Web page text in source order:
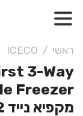
ראשי ICECO
3-Way